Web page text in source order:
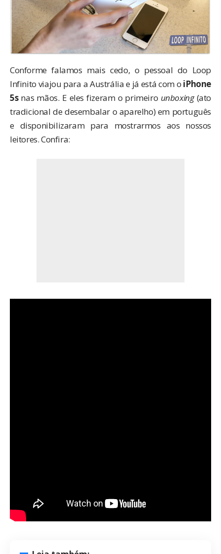
Conforme falamos mais cedo, o pessoal do Loop
Infinito viajou para a Austrália e já está com o iPhone
5snas mãos. E eles fizeram o primeiro unboxing(ato
tradicional de desembalar o aparelho) em português
e disponibilizaram para mostrarmos aos nossos
leitores. Confira: